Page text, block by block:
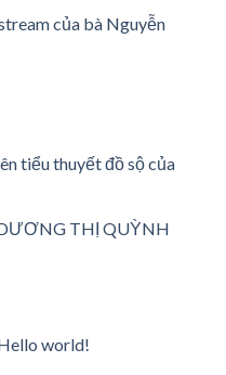
của bà Nguyễn
tiểu thuyết đồ sộ của
THỊ QUỲNH
world!